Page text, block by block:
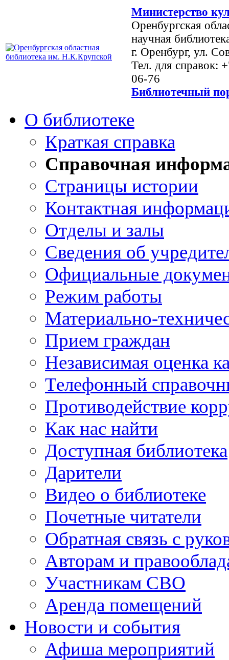
Министерство
Оренбургская
научная
г. Оренбург, ул.
Тел. для справок:
06-76
Библиотечный
О библиотеке
Краткая справка
Справочная
Страницы истории
Контактная
Отделы и залы
Сведения об
Официальные
Режим работы
Материально-
Прием граждан
Независимая оценка
Телефонный
Противодействие
Как нас найти
Доступная библиотека
Дарители
Видео о библиотеке
Почетные читатели
Обратная связь с
Авторам и
Участникам СВО
Аренда помещений
Новости и события
Афиша мероприятий